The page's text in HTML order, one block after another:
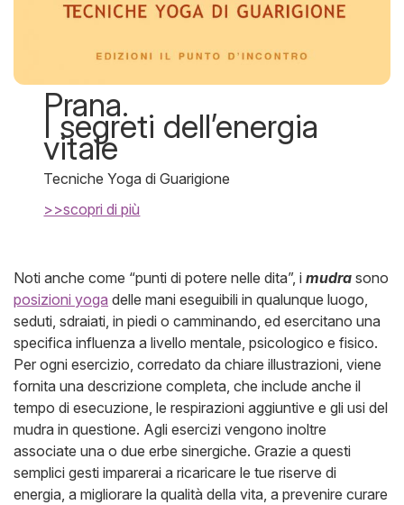
Prana.
I segreti dell’energia
vitale
Tecniche Yoga di Guarigione
>>scopri di più
Noti anche come “punti di potere nelle dita”, i mudra sono
posizioni yoga delle mani eseguibili in qualunque luogo,
seduti, sdraiati, in piedi o camminando, ed esercitano una
specifica influenza a livello mentale, psicologico e fisico.
Per ogni esercizio, corredato da chiare illustrazioni, viene
fornita una descrizione completa, che include anche il
tempo di esecuzione, le respirazioni aggiuntive e gli usi del
mudra in questione. Agli esercizi vengono inoltre
associate una o due erbe sinergiche. Grazie a questi
semplici gesti imparerai a ricaricare le tue riserve di
energia, a migliorare la qualità della vita, a prevenire curare